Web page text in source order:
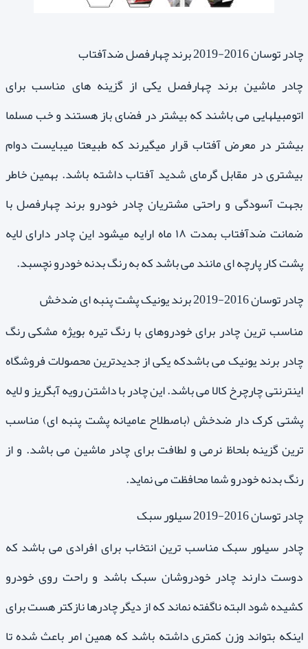
چادر توسان 2016-2019 برند چهارفصل ضدآفتاب
چادر ماشین برند چهارفصل یکی از گزینه های مناسب برای
اتومبیلهایی می باشند که بیشتر در فضای باز هستند و خب مسلما
بیشتر در معرض آفتاب قرار میگیرند که طبیعتا میبایست دوام
بیشتری در مقابل گرمای شدید آفتاب داشته باشد. بهمین خاطر
بجهت آسودگی و راحتی مشتریان چادر خودرو برند چهارفصل با
ضمانت ضدآفتاب بمدت ۱۸ ماه ارایه میشود این چادر دارای لایه
پشت کار پارچه ای مانند می باشد که به رنگ بدنه خودرو نچسبد.
چادر توسان 2016-2019 برند یونیک پشت پنبه ای ضدخش
مناسب ترین چادر برای خودروهای با رنگ تیره بویژه مشکی رنگ
چادر برند یونیک می باشدکه یکی از جدیدترین محصولات فروشگاه
اینترنتی چارچرخ کالا می باشد. این چادر با داشتن رویه آبگریز و لایه
پشتی کرک دار ضدخش (باصطلاح عامیانه پشت پنبه ای) مناسب
ترین گزینه بلحاظ نرمی و لطافت برای چادر ماشین می باشد. و از
رنگ بدنه خودرو شما محافظت می نماید.
چادر توسان 2016-2019 سیلور سبک
چادر سیلور سبک مناسب ترین انتخاب برای افرادی می باشد که
دوست دارند چادر خودروشان سبک باشد و راحت روی خودرو
کشیده شود البته ناگفته نماند که از دیگر چادرها نازکتر هست برای
اینکه بتواند وزن کمتری داشته باشد که همین امر باعث شده تا